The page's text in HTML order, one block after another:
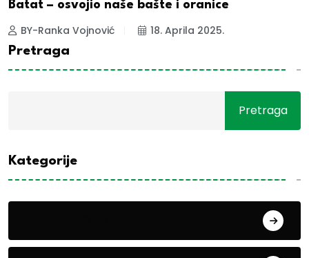
Batat – osvojio naše bašte i oranice
BY-Ranka Vojnović
18. Aprila 2025.
Pretraga
Pretraga
Kategorije